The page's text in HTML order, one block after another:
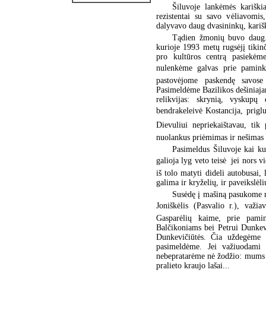
Šiluvoje lankėmės
rezistentai su savo
dalyvavo daug dvasininkų,
Tądien žmonių buvo
kurioje 1993 metų rugsėjį
pro kultūros centrą
nulenkėme galvas prie
pastovėjome paskendę
Pasimeldėme Bazilikos
relikvijas: skrynią, vyskupų
bendrakeleivė Kostancija,
Dievuliui nepriekaištavau, tik
nuolankus priėmimas ir
Pasimeldus Šiluvoje kai
galioja lyg veto teisė  jei
iš tolo matyti dideli autobusai,
galima ir kryželių, ir
Susėdę į mašiną
Joniškėlis (Pasvalio r.),
Gasparėlių kaime, prie
Balčikoniams bei Petrui
Dunkevičiūtės. Čia
pasimeldėme. Jei
nebepratarėme nė žodžio:
pralieto kraujo lašai...